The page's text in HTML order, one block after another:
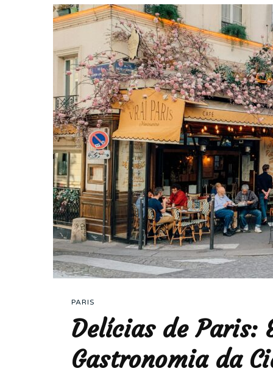
PARIS
Delícias de Paris:
Gastronomia da